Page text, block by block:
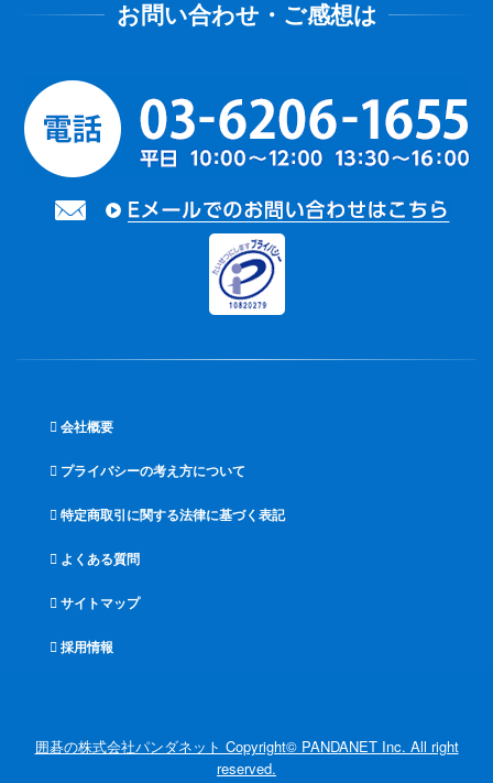
会社概要
プライバシーの考え方について
特定商取引に関する法律に基づく表記
よくある質問
サイトマップ
採用情報
囲碁の株式会社パンダネット Copyright© PANDANET Inc. All right
reserved.